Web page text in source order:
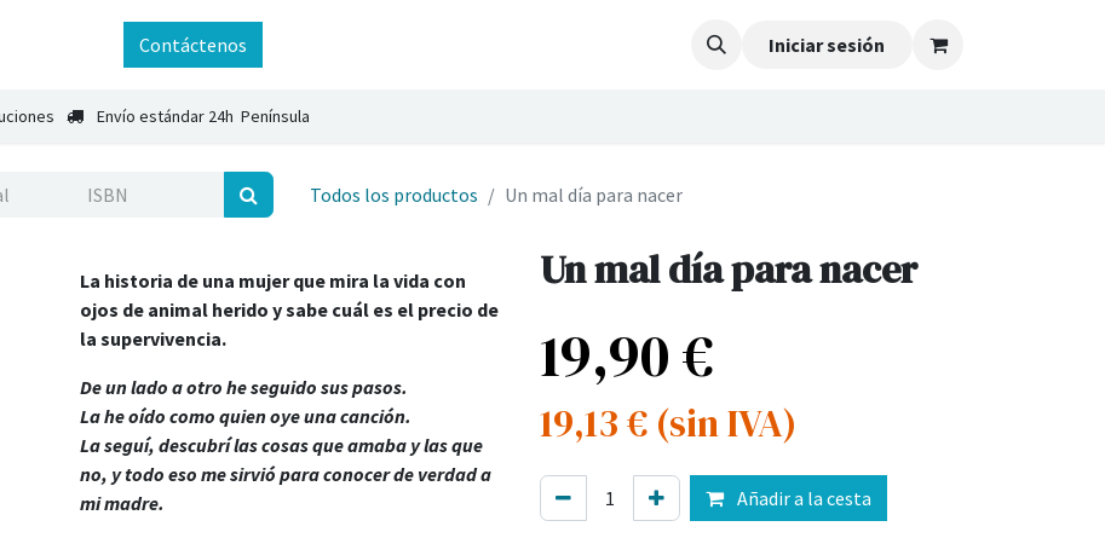
Contáctenos Iniciar sesión
Envío estándar 24h Península
Todos los productos Un mal día para nacer
La historia de una mujer que mira la vida con
ojos de animal herido y sabe cuál es el precio de
la supervivencia.
De un lado a otro he seguido sus pasos.
La he oído como quien oye una canción.
La seguí, descubrí las cosas que amaba y las que
no, y todo eso me sirvió para conocer de verdad a
mi madre.
Un mal día para nacer
19,90€
19,13€ (sin IVA)
Añadir a la cesta